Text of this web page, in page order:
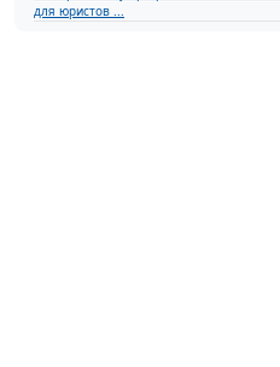
для юристов ...